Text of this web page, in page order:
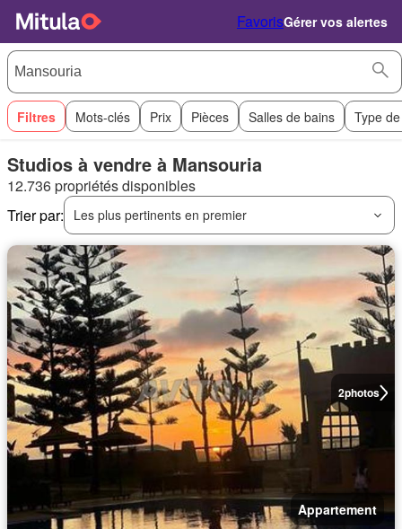
FavorisGérer vos alertes
Filtres Mots-clés Prix Pièces Salles de bains Type
Studios à vendre à Mansouria
12.736 propriétés disponibles
Trier par:
Les plus pertinents en premier
2photos
Appartement